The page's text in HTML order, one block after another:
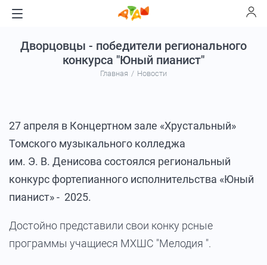
Дворцовцы - победители регионального
конкурса "Юный пианист"
Главная Новости
27 апреля в Концертном зале «Хрустальный»
Томского музыкального колледжа
им. Э. В. Денисова состоялся региональный
конкурс фортепианного исполнительства «Юный
пианист» - 2025.
Достойно представили свои конку рсные
программы учащиеся МХШС "Мелодия ".